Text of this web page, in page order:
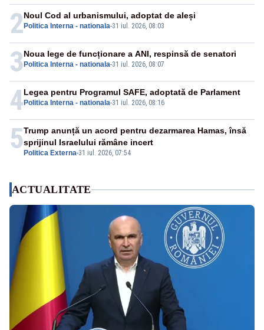
2 Politica Interna - nationala-31 iul. 2026, 08:03
Noul Cod al urbanismului, adoptat de aleși
3 Politica Interna - nationala-31 iul. 2026, 08:07
Noua lege de funcționare a ANI, respinsă de senatori
4 Politica Interna - nationala-31 iul. 2026, 08:16
Legea pentru Programul SAFE, adoptată de Parlament
5 Politica Externa-31 iul. 2026, 07:54
Trump anunță un acord pentru dezarmarea Hamas, însă
sprijinul Israelului rămâne incert
ACTUALITATE